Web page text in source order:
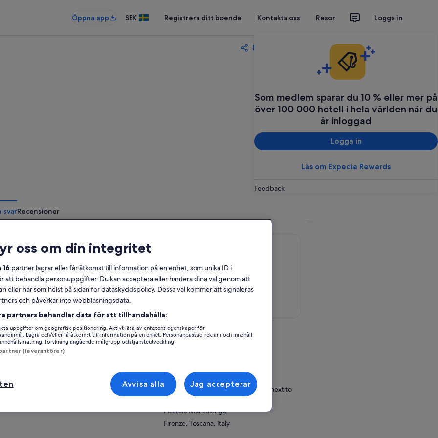
Öppna app SEK Registrera ditt boende Kontakta oss Resor Logga in
Som medlem sparar du 10 % eller mer på
över 100 000 hotell i hela världen när du
är inloggad
Logga in
Läs om Expedia Rewards
Feedback
Dela
svarRecensioner
10 tim eller mer
Kupong på
mobilen
Bekräftas direkt
Upphämtning från
utvalda hotell
Flera språk
Upptäck de ikoniska pärlorna i Toscana
Unna dig en utsökt lunch och vinprovning
Lär dig mer om Siena av en lokal guide
Aktivitetsplats
Mötesplats/plats för inlösen
Piazzale Montelungo, Bus Terminal next to
Santa Maria Novella train station
Piazzale Montelungo
Firenze, Toscana, Italy
oss om din integritet
16 partner lagrar eller får åtkomst till information på en enhet, som unika ID i
att behandla personuppgifter. Du kan acceptera eller hantera dina val genom att
eller när som helst på sidan för dataskyddspolicy. Dessa val kommer att signaleras
och påverkar inte webbläsningsdata.
partners behandlar data för att tillhandahålla:
uppgifter om geografisk positionering. Aktivt läsa av enhetens egenskaper för
Lagra och/eller få åtkomst till information på en enhet. Personanpassad reklam och innehåll,
forskning angående målgrupp och tjänsteutveckling.
(leverantörer)
Avvisa alla Jag accepterar